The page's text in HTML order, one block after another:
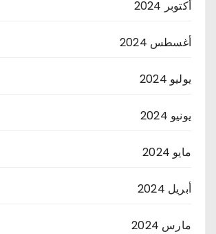
أكتوبر 2024
أغسطس 2024
يوليو 2024
يونيو 2024
مايو 2024
أبريل 2024
مارس 2024